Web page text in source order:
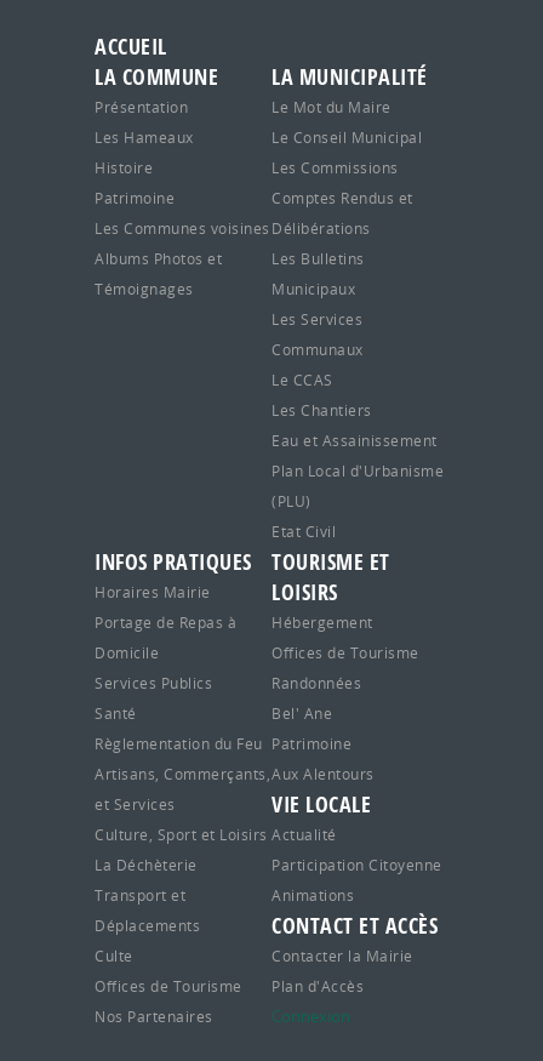
ACCUEIL
LA COMMUNE
Présentation
Les Hameaux
Histoire
Patrimoine
Les Communes voisines
Albums Photos et
Témoignages
LA MUNICIPALITÉ
Le Mot du Maire
Le Conseil Municipal
Les Commissions
Comptes Rendus et
Délibérations
Les Bulletins
Municipaux
Les Services
Communaux
Le CCAS
Les Chantiers
Eau et Assainissement
Plan Local d'Urbanisme
(PLU)
Etat Civil
INFOS PRATIQUES
Horaires Mairie
Portage de Repas à
Domicile
Services Publics
Santé
Règlementation du Feu
Artisans, Commerçants,
et Services
Culture, Sport et Loisirs
La Déchèterie
Transport et
Déplacements
Culte
Offices de Tourisme
Nos Partenaires
TOURISME ET
LOISIRS
Hébergement
Offices de Tourisme
Randonnées
Bel' Ane
Patrimoine
Aux Alentours
VIE LOCALE
Actualité
Participation Citoyenne
Animations
CONTACT ET ACCÈS
Contacter la Mairie
Plan d'Accès
Connexion